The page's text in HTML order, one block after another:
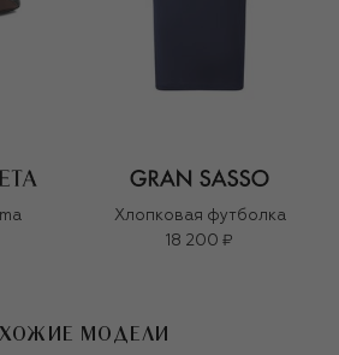
Хлопковая футболка
18 200 ₽
МОДЕЛИ